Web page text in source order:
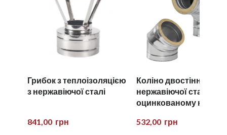
Грибок з теплоізоляцією
з нержавіючої сталі
841,00  грн
Коліно двостінне з
нержавіючої сталі в
оцинкованому кожусі
532,00  грн